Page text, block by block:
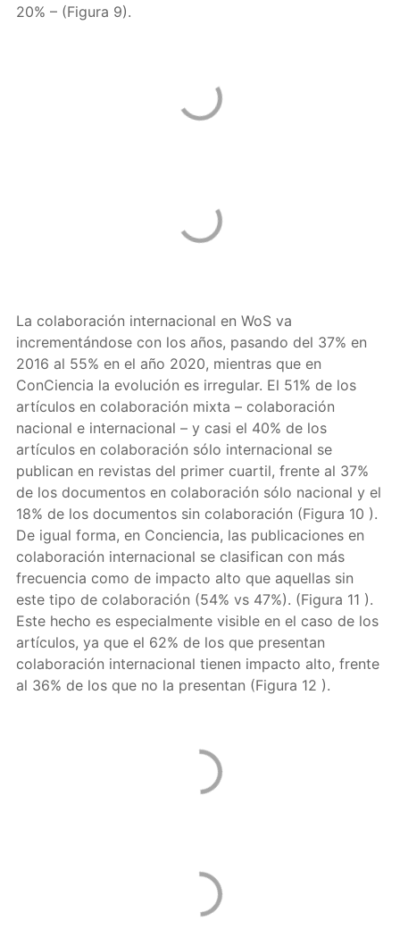
20% – (Figura 9).
La colaboración internacional en WoS va
incrementándose con los años, pasando del 37% en
2016 al 55% en el año 2020, mientras que en
ConCiencia la evolución es irregular. El 51% de los
artículos en colaboración mixta – colaboración
nacional e internacional – y casi el 40% de los
artículos en colaboración sólo internacional se
publican en revistas del primer cuartil, frente al 37%
de los documentos en colaboración sólo nacional y el
18% de los documentos sin colaboración (Figura 10 ).
De igual forma, en Conciencia, las publicaciones en
colaboración internacional se clasifican con más
frecuencia como de impacto alto que aquellas sin
este tipo de colaboración (54% vs 47%). (Figura 11 ).
Este hecho es especialmente visible en el caso de los
artículos, ya que el 62% de los que presentan
colaboración internacional tienen impacto alto, frente
al 36% de los que no la presentan (Figura 12 ).